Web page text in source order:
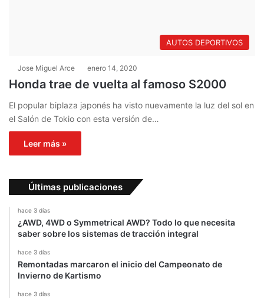
AUTOS DEPORTIVOS
Jose Miguel Arce enero 14, 2020
Honda trae de vuelta al famoso S2000
El popular biplaza japonés ha visto nuevamente la luz del sol en
el Salón de Tokio con esta versión de…
Leer más »
Últimas publicaciones
hace 3 días
¿AWD, 4WD o Symmetrical AWD? Todo lo que necesita
saber sobre los sistemas de tracción integral
hace 3 días
Remontadas marcaron el inicio del Campeonato de
Invierno de Kartismo
hace 3 días